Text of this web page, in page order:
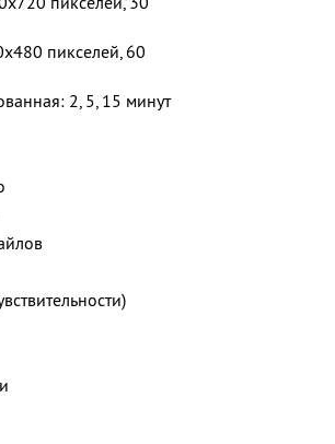
пикселей, 60
2, 5, 15 минут